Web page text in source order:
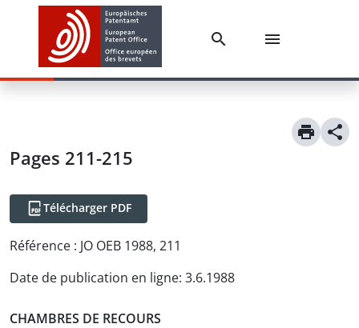
Pages 211-215
Télécharger PDF
Référence : JO OEB 1988, 211
Date de publication en ligne: 3.6.1988
CHAMBRES DE RECOURS